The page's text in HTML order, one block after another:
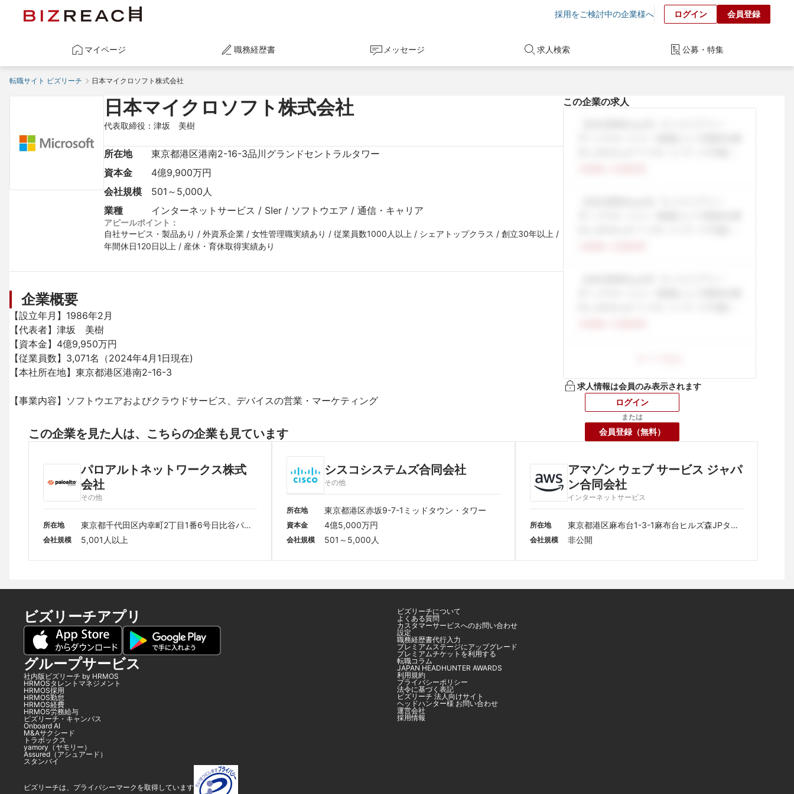
採用をご検討中の企業様へ ログイン 会員登録
マイページ 職務経歴書 メッセージ 求人検索 公募・特集
転職サイト ビズリーチ 日本マイクロソフト株式会社
日本マイクロソフト株式会社
代表取締役：津坂　美樹
所在地
東京都港区港南2-16-3品川グランドセントラルタワー
資本金
4億9,900万円
会社規模
501～5,000人
業種
インターネットサービス / SIer / ソフトウエア / 通信・キャリア
アピールポイント：
自社サービス・製品あり / 外資系企業 / 女性管理職実績あり / 従業員数1000人以上 / シェアトップクラス / 創立30年以上 /
年間休日120日以上 / 産休・育休取得実績あり
企業概要
【設立年月】1986年2月
【代表者】津坂　美樹
【資本金】4億9,950万円
【従業員数】3,071名（2024年4月1日現在)
【本社所在地】東京都港区港南2-16-3
【事業内容】ソフトウエアおよびクラウドサービス、デバイスの営業・マーケティング
この企業の求人
求人情報は会員のみ表示されます
ログイン
または
会員登録（無料）
この企業を見た人は、こちらの企業も見ています
パロアルトネットワークス株式
会社
その他
所在地
東京都千代田区内幸町2丁目1番6号日比谷パー
クフロント15階
会社規模 5,001人以上
シスコシステムズ合同会社
その他
所在地 東京都港区赤坂9-7-1ミッドタウン・タワー
資本金 4億5,000万円
会社規模 501～5,000人
アマゾン ウェブ サービス ジャパ
ン合同会社
インターネットサービス
所在地
東京都港区麻布台1-3-1麻布台ヒルズ森JPタワ
ー
会社規模 非公開
ビズリーチアプリ
グループサービス
社内版ビズリーチ by HRMOS
HRMOSタレントマネジメント
HRMOS採用
HRMOS勤怠
HRMOS経費
HRMOS労務給与
ビズリーチ・キャンパス
Onboard AI
M&Aサクシード
トラボックス
yamory（ヤモリー）
Assured（アシュアード）
スタンバイ
ビズリーチについて
よくある質問
カスタマーサービスへのお問い合わせ
設定
職務経歴書代行入力
プレミアムステージにアップグレード
プレミアムチケットを利用する
転職コラム
JAPAN HEADHUNTER AWARDS
利用規約
プライバシーポリシー
法令に基づく表記
ビズリーチ 法人向けサイト
ヘッドハンター様 お問い合わせ
運営会社
採用情報
ビズリーチは、プライバシーマークを取得しています